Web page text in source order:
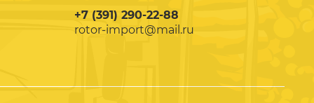
+7 (391) 290-22-88
rotor-import@mail.ru